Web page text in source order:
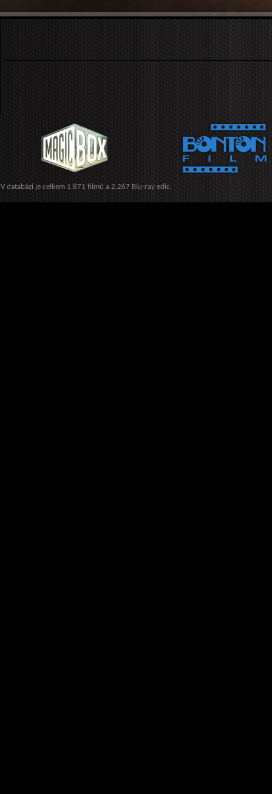
V databázi je celkem 1.871 filmů a 2.267 Blu-ray edic.